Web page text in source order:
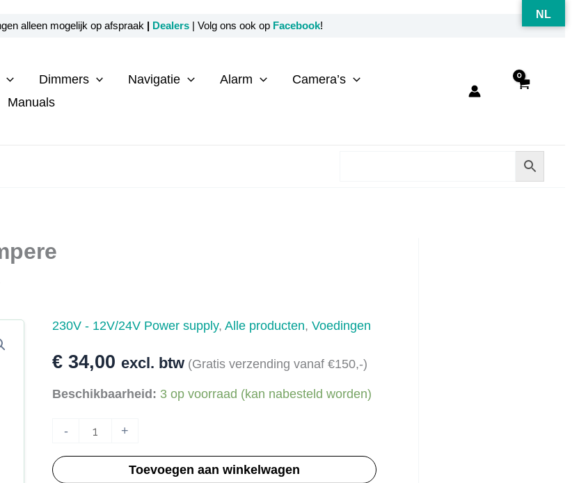
alleen mogelijk op afspraak | Dealers | Volg ons ook op Facebook!
Dimmers Navigatie Alarm
Camera’s
Manuals
230V - 12V/24V Power supply,Alle producten,Voedingen
€ 34,00 excl. btw (Gratis verzending vanaf €150,-)
Beschikbaarheid: 3 op voorraad (kan nabesteld worden)
-
AC/DC
230V
+
Toevoegen aan winkelwagen
NL